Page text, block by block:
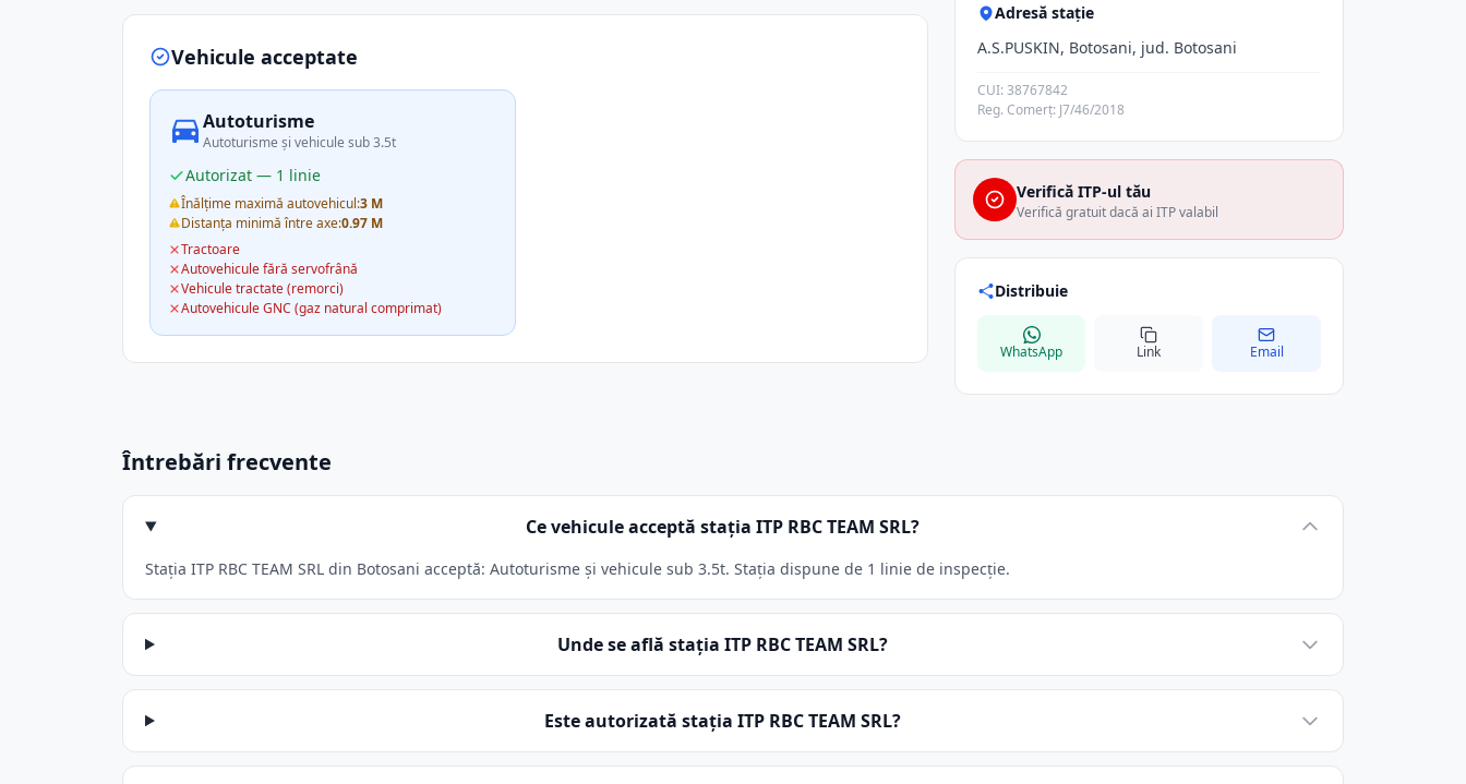
Vehicule acceptate
Autoturisme
Autoturisme și vehicule sub 3.5t
Autorizat — 1 linie
Înălțime maximă autovehicul:3 M
Distanța minimă între axe:0.97 M
Tractoare
Autovehicule fără servofrână
Vehicule tractate (remorci)
Autovehicule GNC (gaz natural comprimat)
Adresă stație
A.S.PUSKIN, Botosani, jud. Botosani
CUI: 38767842
Reg. Comerț: J7/46/2018
Verifică ITP-ul tău
Verifică gratuit dacă ai ITP valabil
Distribuie
WhatsApp Link Email
Întrebări frecvente
Ce vehicule acceptă stația ITP RBC TEAM SRL?
Stația ITP RBC TEAM SRL din Botosani acceptă: Autoturisme și vehicule sub 3.5t. Stația dispune de 1 linie de inspecție.
Unde se află stația ITP RBC TEAM SRL?
Este autorizată stația ITP RBC TEAM SRL?